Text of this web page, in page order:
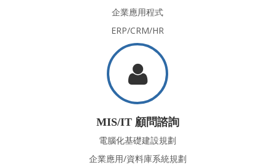
企業應用程式
ERP/CRM/HR
MIS/IT 顧問諮詢
電腦化基礎建設規劃
企業應用/資料庫系統規劃